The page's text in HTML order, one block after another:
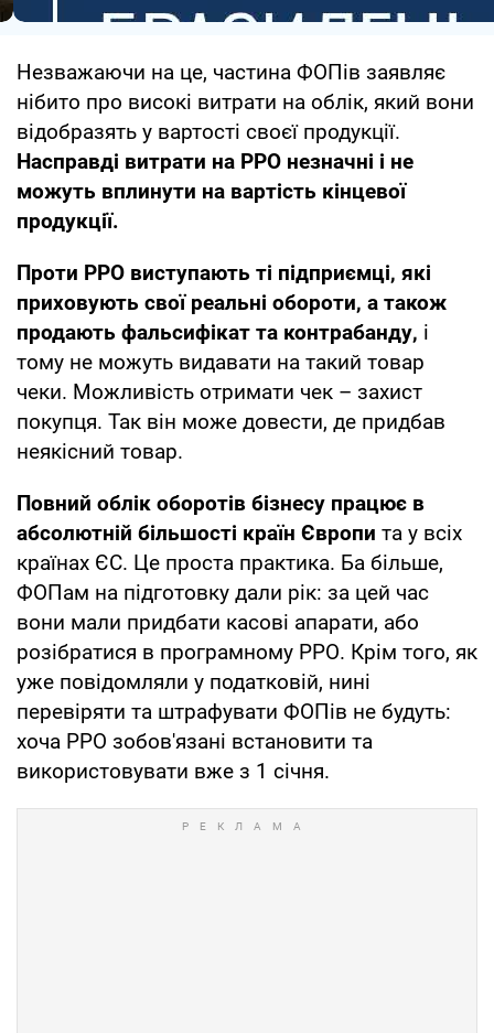
Незважаючи на це, частина ФОПів заявляє
нібито про високі витрати на облік, який вони
відобразять у вартості своєї продукції.
Насправді витрати на РРО незначні і не
можуть вплинути на вартість кінцевої
продукції.
Проти РРО виступають ті підприємці, які
приховують свої реальні обороти, а також
продають фальсифікат та контрабанду, і
тому не можуть видавати на такий товар
чеки. Можливість отримати чек – захист
покупця. Так він може довести, де придбав
неякісний товар.
Повний облік оборотів бізнесу працює в
абсолютній більшості країн Європи та у всіх
країнах ЄС. Це проста практика. Ба більше,
ФОПам на підготовку дали рік: за цей час
вони мали придбати касові апарати, або
розібратися в програмному РРО. Крім того, як
уже повідомляли у податковій, нині
перевіряти та штрафувати ФОПів не будуть:
хоча РРО зобов'язані встановити та
використовувати вже з 1 січня.